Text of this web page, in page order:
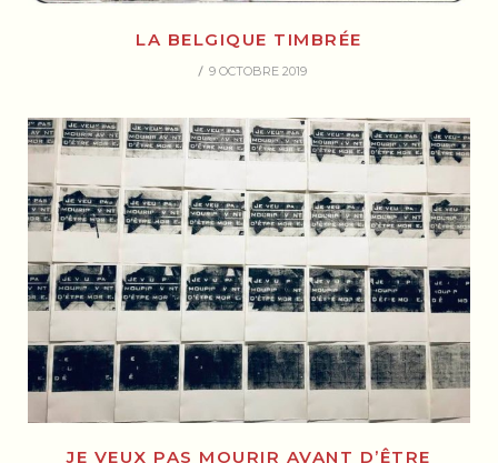
LA BELGIQUE TIMBRÉE
9 OCTOBRE 2019
JE VEUX PAS MOURIR AVANT D’ÊTRE